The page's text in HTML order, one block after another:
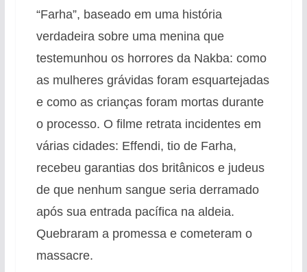
“Farha”, baseado em uma história
verdadeira sobre uma menina que
testemunhou os horrores da Nakba: como
as mulheres grávidas foram esquartejadas
e como as crianças foram mortas durante
o processo. O filme retrata incidentes em
várias cidades: Effendi, tio de Farha,
recebeu garantias dos britânicos e judeus
de que nenhum sangue seria derramado
após sua entrada pacífica na aldeia.
Quebraram a promessa e cometeram o
massacre.